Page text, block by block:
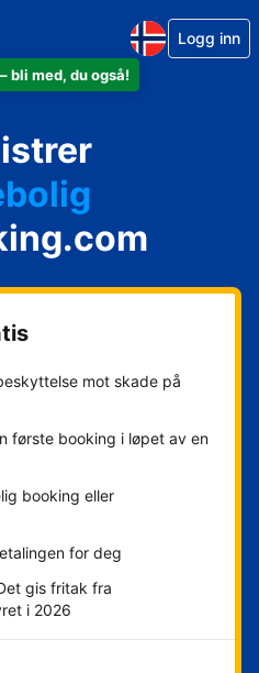
bli med, du også!
Logg inn
din
ditt
ditt
di
mot skade på
første booking i løpet av en
booking eller
for deg
gis fritak fra
i 2026